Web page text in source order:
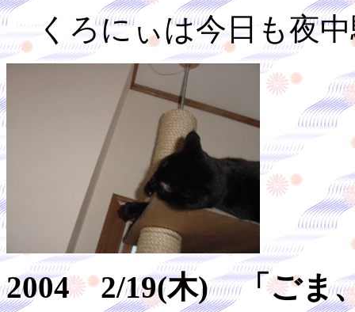
くろにぃは今日も夜中
2004 2/19(木) 「ごま